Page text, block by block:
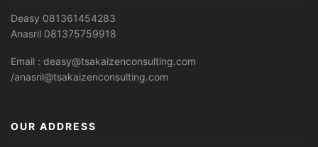
Deasy 081361454283
Anasril 081375759918
Email : deasy@tsakaizenconsulting.com
/anasril@tsakaizenconsulting.com
OUR ADDRESS